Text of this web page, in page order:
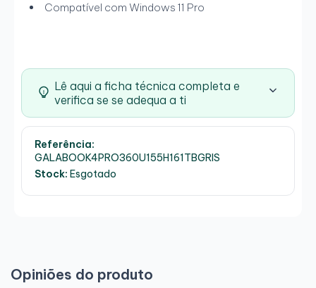
Compatível com Windows 11 Pro
Lê aqui a ficha técnica completa e
verifica se se adequa a ti
Referência:
GALABOOK4PRO360U155H161TBGRIS
Stock: Esgotado
Opiniões do produto